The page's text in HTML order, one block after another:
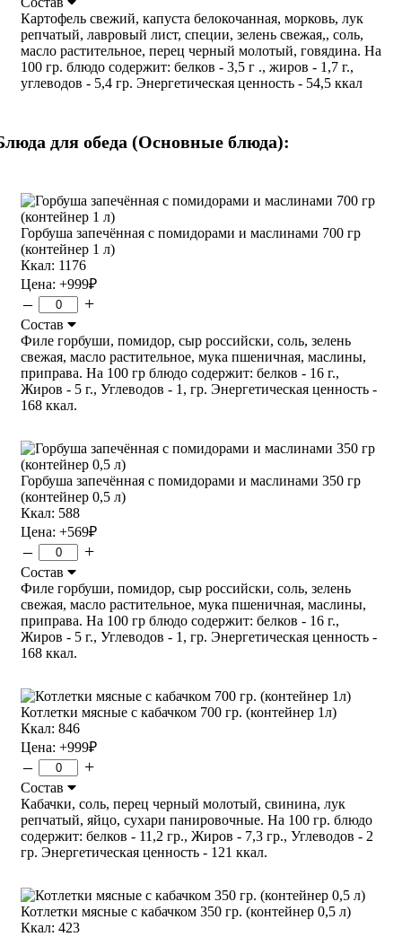
Картофель свежий, капуста белокочанная, морковь, лук
репчатый, лавровый лист, специи, зелень свежая,, соль,
масло растительное, перец черный молотый, говядина. На
100 гр. блюдо содержит: белков - 3,5 г ., жиров - 1,7 г.,
углеводов - 5,4 гр. Энергетическая ценность - 54,5 ккал
для обеда (Основные блюда):
Горбуша запечённая с помидорами и маслинами 700 гр
(контейнер 1 л)
Ккал: 1176
Цена: +999₽
– +
Состав
Филе горбуши, помидор, сыр российски, соль, зелень
свежая, масло растительное, мука пшеничная, маслины,
приправа. На 100 гр блюдо содержит: белков - 16 г.,
Жиров - 5 г., Углеводов - 1, гр. Энергетическая ценность -
168 ккал.
Горбуша запечённая с помидорами и маслинами 350 гр
(контейнер 0,5 л)
Ккал: 588
Цена: +569₽
– +
Состав
Филе горбуши, помидор, сыр российски, соль, зелень
свежая, масло растительное, мука пшеничная, маслины,
приправа. На 100 гр блюдо содержит: белков - 16 г.,
Жиров - 5 г., Углеводов - 1, гр. Энергетическая ценность -
168 ккал.
Котлетки мясные с кабачком 700 гр. (контейнер 1л)
Ккал: 846
Цена: +999₽
– +
Состав
Кабачки, соль, перец черный молотый, свинина, лук
репчатый, яйцо, сухари панировочные. На 100 гр. блюдо
содержит: белков - 11,2 гр., Жиров - 7,3 гр., Углеводов - 2
гр. Энергетическая ценность - 121 ккал.
Котлетки мясные с кабачком 350 гр. (контейнер 0,5 л)
Ккал: 423